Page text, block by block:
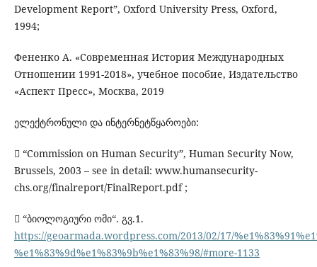
Development Report”, Oxford University Press, Oxford,
1994;
Фененко А. «Современная История Международных
Отношении 1991-2018», учебное пособие, Издательство
«Аспект Пресс», Москва, 2019
ელექტრონული და ინტერნეტწყაროები:
 “Commission on Human Security”, Human Security Now,
Brussels, 2003 – see in detail: www.humansecurity-
chs.org/finalreport/FinalReport.pdf ;
 “ბიოლოგიური ომი“. გვ.1.
https://geoarmada.wordpress.com/2013/02/17/
%e1%83%9d%e1%83%9b%e1%83%98/#more-1133